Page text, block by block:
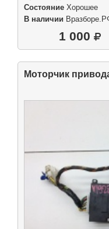
Состояние Хорошее
В наличии
1 000
Моторчик